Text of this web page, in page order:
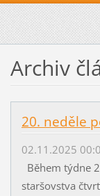
Archiv
20. neděle
02.11.2025
Během týdne
staršovstva